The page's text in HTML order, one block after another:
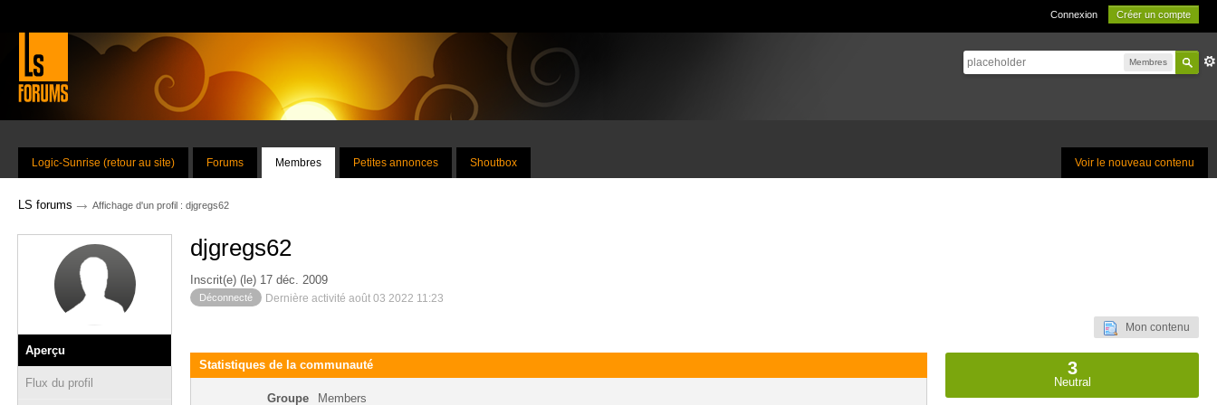
Connexion Créer un compte
Membres
Voir le nouveau contenu
Logic-Sunrise (retour au site) Forums Membres Petites annonces Shoutbox
LS forums → Affichage d'un profil : djgregs62
Aperçu
Flux du profil
djgregs62
Inscrit(e) (le) 17 déc. 2009
Déconnecté Dernière activité août 03 2022 11:23
Mon contenu
Statistiques de la communauté
Groupe Members
3
Neutral